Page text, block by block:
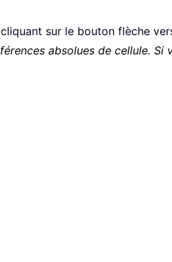
sur le bouton flèche
absolues de cellule. Si